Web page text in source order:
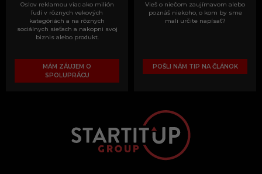
Oslov reklamou viac ako milión
ľudí v rôznych vekových
kategóriách a na rôznych
sociálnych sieťach a nakopni svoj
biznis alebo produkt.
MÁM ZÁUJEM O
SPOLUPRÁCU
Vieš o niečom zaujímavom alebo
poznáš niekoho, o kom by sme
mali určite napísať?
POŠLI NÁM TIP NA ČLÁNOK